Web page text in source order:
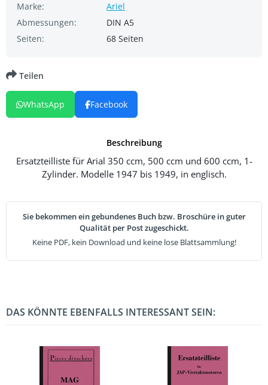
Marke:
Ariel
Abmessungen:
DIN A5
Seiten:
68 Seiten
Beschreibung
Ersatzteilliste für Arial 350 ccm, 500 ccm und 600 ccm, 1-
Zylinder. Modelle 1947 bis 1949, in englisch.
Sie bekommen ein gebundenes Buch bzw. Broschüre in guter
Qualität per Post zugeschickt.
Keine PDF, kein Download und keine lose Blattsammlung!
Teilen
WhatsApp Facebook
DAS KÖNNTE EBENFALLS INTERESSANT SEIN: